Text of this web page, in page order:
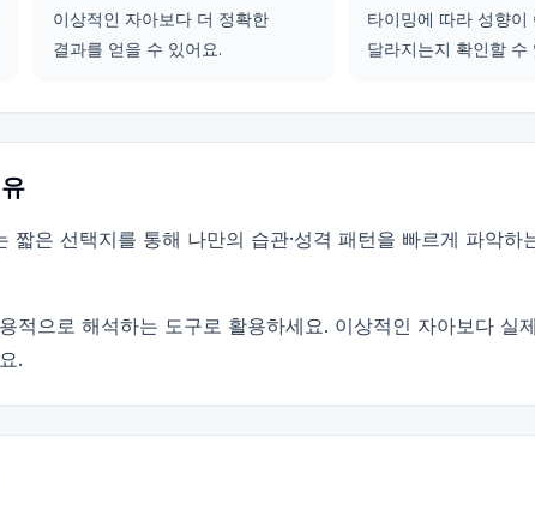
이상적인 자아보다 더 정확한
결과를 얻을 수 있어요.
타이밍에 따라 성향이
달라지는지 확인할 수
은 선택지를 통해 나만의 습관·성격 패턴을 빠르게 파악하
적으로 해석하는 도구로 활용하세요. 이상적인 자아보다 실
.